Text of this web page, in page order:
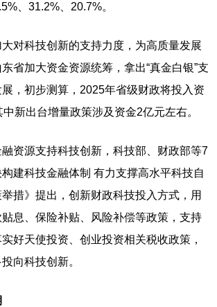
、31.2%、20.7%。
科技创新的支持力度，为高质量发展
省加大资金资源统筹，拿出“真金白银”支
，初步测算，2025年省级财政将投入资
新出台增量政策涉及资金2亿元左右。
源支持科技创新，科技部、财政部等7
建科技金融体制 有力支撑高水平科技自
措》提出，创新财政科技投入方式，用
息、保险补贴、风险补偿等政策，支持
好天使投资、创业投资相关税收政策，
向科技创新。